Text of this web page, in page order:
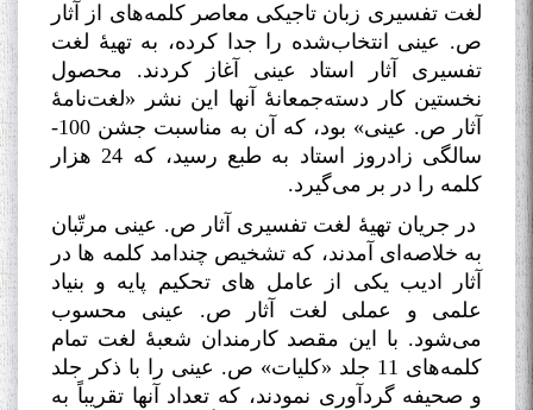
لغت تفسیری زبان تاجیکی معاصر کلمه‌های از آثار
ص. عینی انتخاب‌شده را جدا کرده، به تهیۀ لغت
تفسیری آثار استاد عینی آغاز کردند. محصول
نخستین کار دسته‌جمعانۀ آنها این نشر «لغت‌نامۀ
آثار ص. عینی» بود، که آن به مناسبت جشن 100-
سالگی زادروز استاد به طبع رسید، که 24 هزار
کلمه را در بر می‌گیرد.
در جریان تهیۀ لغت تفسیری آثار ص. عینی مرتّبان
به خلاصه‌ای آمدند، که تشخیص چندامد کلمه ها در
آثار ادیب یکی از عامل های تحکیم پایه و بنیاد
علمی و عملی لغت آثار ص. عینی محسوب
می‌شود. با این مقصد کارمندان شعبۀ لغت تمام
کلمه‌های 11 جلد «کلیات» ص. عینی را با ذکر جلد
و صحیفه گردآوری نمودند، که تعداد آنها تقریباً به